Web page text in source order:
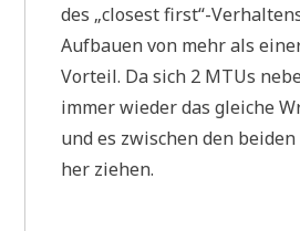
des „closest first“-
Aufbauen von mehr als
Vorteil. Da sich 2 MTUs
immer wieder das gleiche
und es zwischen den
her ziehen.